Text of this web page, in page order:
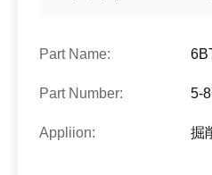
Part Name:
Part Number: 5-
Appliion: 掘